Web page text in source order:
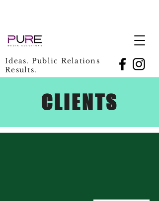
Ideas. Public Relations
Results.
CLIENTS